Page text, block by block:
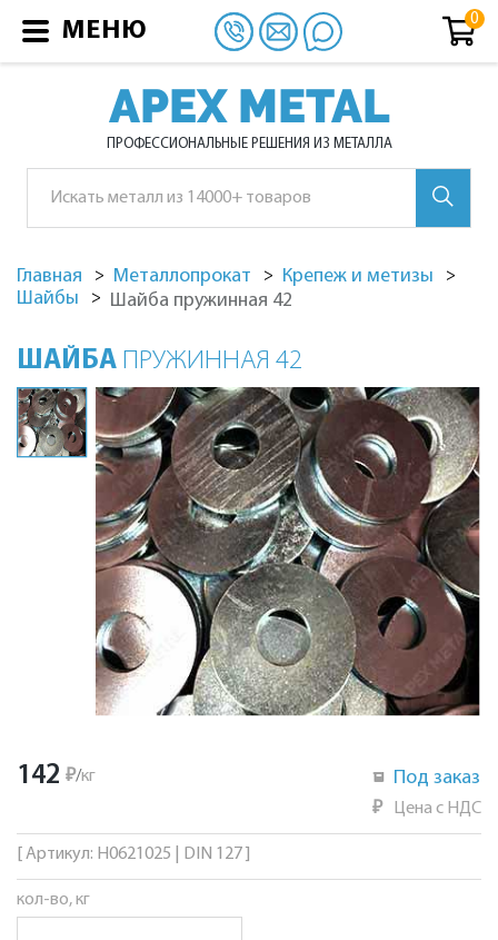
APEX METAL
ПРОФЕССИОНАЛЬНЫЕ РЕШЕНИЯ ИЗ МЕТАЛЛА
Главная Металлопрокат
Крепеж и метизы
Шайбы
Шайба пружинная 42
ШАЙБА ПРУЖИННАЯ 42
142 ₽/кг Под заказ
₽ Цена с НДС
[ Артикул: Н0621025 | DIN 127 ]
кол-во, кг
МЕНЮ